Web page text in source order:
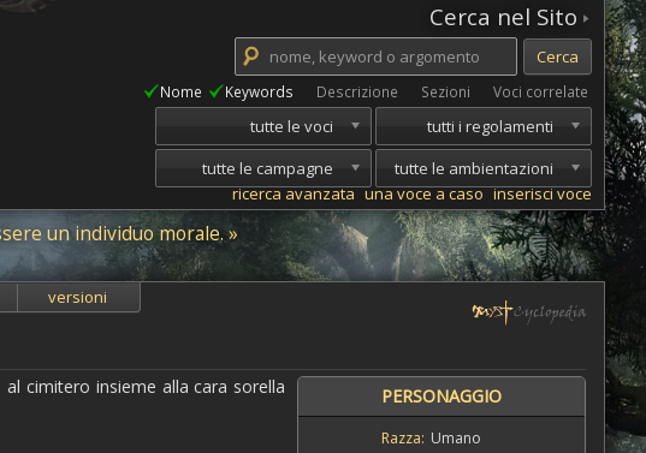
Cerca nel Sito
Nome Keywords Descrizione Sezioni Voci correlate
tutti i regolamenti
tutte le voci
tutte le ambientazioni
tutte le campagne
ricerca avanzata una voce a caso inserisci voce
un individuo morale. »
versioni
PERSONAGGIO
Razza: Umano
cimitero insieme alla cara sorella